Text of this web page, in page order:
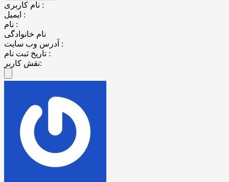
نام کاربری :
ایمیل :
نام :
نام خانوادگی
آدرس وب سایت :
تاریخ ثبت نام :
نقش کاربر: